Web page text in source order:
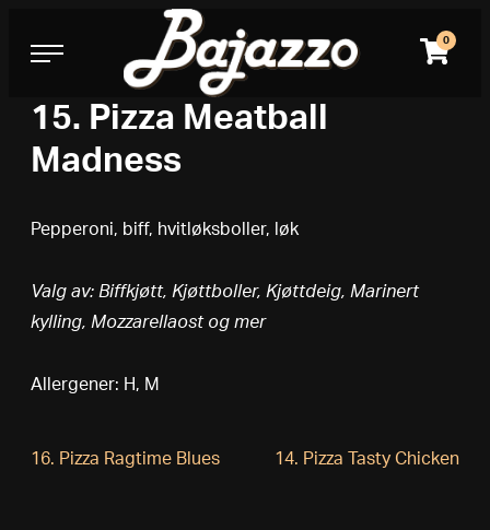
content
0
15. Pizza Meatball
Madness
Pepperoni, biff, hvitløksboller, løk
Valg av: Biffkjøtt, Kjøttboller, Kjøttdeig, Marinert
kylling, Mozzarellaost og mer
Allergener: H, M
Innleggsnavigasjon
16. Pizza Ragtime Blues 14. Pizza Tasty Chicken